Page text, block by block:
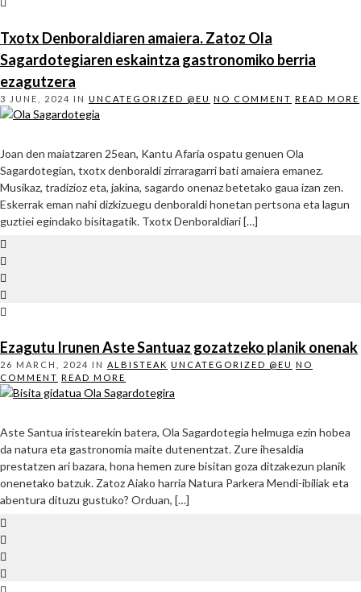
Txotx Denboraldiaren amaiera. Zatoz Ola
Sagardotegiaren eskaintza gastronomiko berria
ezagutzera
3 JUNE, 2024 IN UNCATEGORIZED @EU NO COMMENT READ MORE
Joan den maiatzaren 25ean, Kantu Afaria ospatu genuen Ola
Sagardotegian, txotx denboraldi zirraragarri bati amaiera emanez.
Musikaz, tradizioz eta, jakina, sagardo onenaz betetako gaua izan zen.
Eskerrak eman nahi dizkizuegu denboraldi honetan pertsona eta lagun
guztiei egindako bisitagatik. Txotx Denboraldiari […]
Ezagutu Irunen Aste Santuaz gozatzeko planik onenak
26 MARCH, 2024 IN ALBISTEAK UNCATEGORIZED @EU NO
COMMENT READ MORE
Aste Santua iristearekin batera, Ola Sagardotegia helmuga ezin hobea
da natura eta gastronomia maite dutenentzat. Zure ihesaldia
prestatzen ari bazara, hona hemen zure bisitan goza ditzakezun planik
onenetako batzuk. Zatoz Aiako harria Natura Parkera Mendi-ibiliak eta
abentura dituzu gustuko? Orduan, […]